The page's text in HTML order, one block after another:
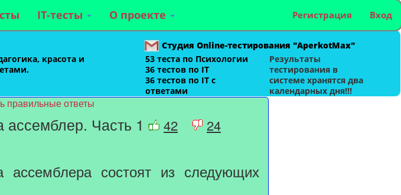
IT-тесты О проекте Регистрация Вход
красота и
Студия Online-тестирования "AperkotMax"
53 теста по Психологии
36 тестов по IT
36 тестов по IT с
ответами
Результаты
тестирования в
системе хранятся два
календарных дня!!!
правильные ответы
ассемблер. Часть 1 42 24
состоят из следующих